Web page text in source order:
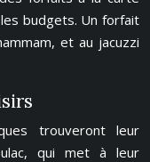
budgets. Un forfait
et au jacuzzi
trouveront leur
qui met à leur